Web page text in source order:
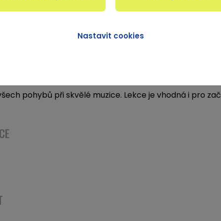
pohybů při skvělé muzice. Lekce je vhodná i pro
Nastavit cookies